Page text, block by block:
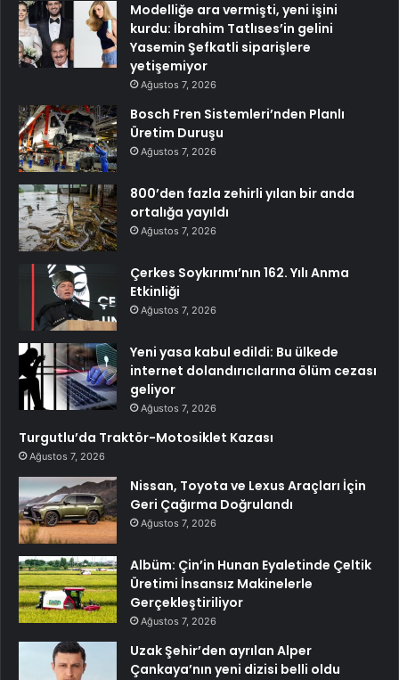
Modelliğe ara vermişti, yeni işini
kurdu: İbrahim Tatlıses’in gelini
Yasemin Şefkatli siparişlere
yetişemiyor
Ağustos 7, 2026
Bosch Fren Sistemleri’nden Planlı
Üretim Duruşu
Ağustos 7, 2026
800’den fazla zehirli yılan bir anda
ortalığa yayıldı
Ağustos 7, 2026
Çerkes Soykırımı’nın 162. Yılı Anma
Etkinliği
Ağustos 7, 2026
Yeni yasa kabul edildi: Bu ülkede
internet dolandırıcılarına ölüm cezası
geliyor
Ağustos 7, 2026
Turgutlu’da Traktör-Motosiklet Kazası
Ağustos 7, 2026
Nissan, Toyota ve Lexus Araçları İçin
Geri Çağırma Doğrulandı
Ağustos 7, 2026
Albüm: Çin’in Hunan Eyaletinde Çeltik
Üretimi İnsansız Makinelerle
Gerçekleştiriliyor
Ağustos 7, 2026
Uzak Şehir’den ayrılan Alper
Çankaya’nın yeni dizisi belli oldu